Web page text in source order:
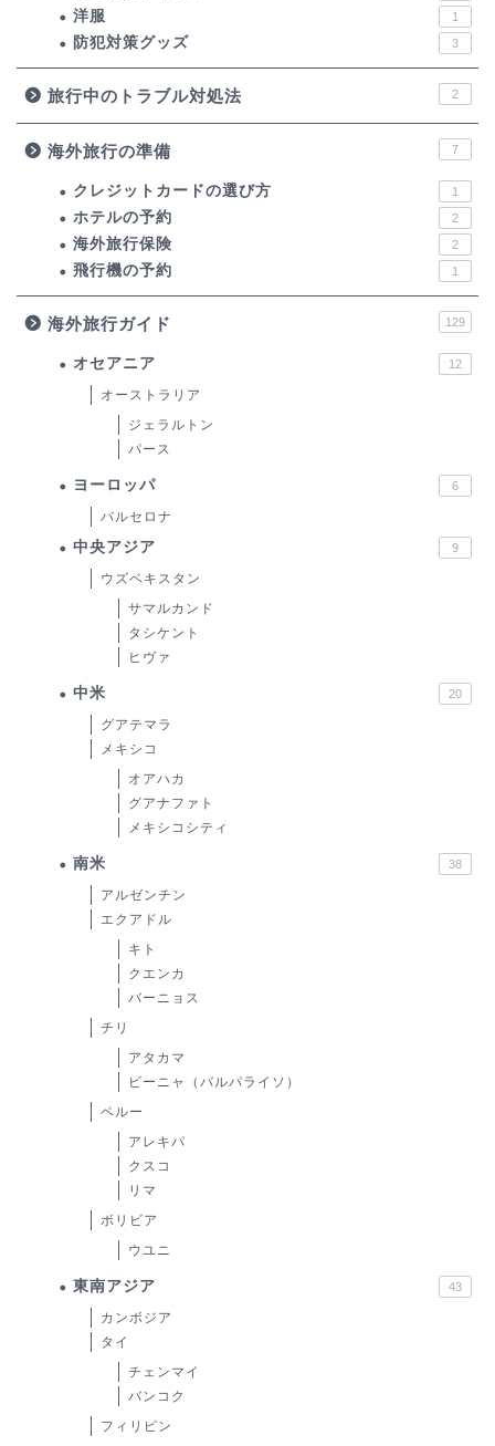
洋服 1
防犯対策グッズ 3
旅行中のトラブル対処法 2
海外旅行の準備 7
クレジットカードの選び方 1
ホテルの予約 2
海外旅行保険 2
飛行機の予約 1
海外旅行ガイド 129
オセアニア 12
オーストラリア
ジェラルトン
パース
ヨーロッパ 6
バルセロナ
中央アジア 9
ウズベキスタン
サマルカンド
タシケント
ヒヴァ
中米 20
グアテマラ
メキシコ
オアハカ
グアナファト
メキシコシティ
南米 38
アルゼンチン
エクアドル
キト
クエンカ
バーニョス
チリ
アタカマ
ビーニャ（バルパライソ）
ペルー
アレキパ
クスコ
リマ
ボリビア
ウユニ
東南アジア 43
カンボジア
タイ
チェンマイ
バンコク
フィリピン